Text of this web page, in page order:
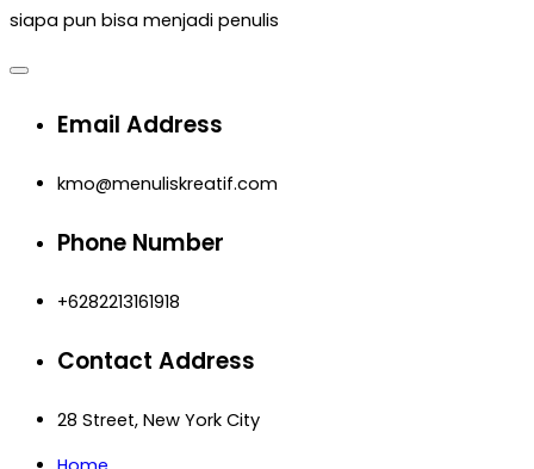
siapa pun bisa menjadi penulis
Email Address
kmo@menuliskreatif.com
Phone Number
+6282213161918
Contact Address
28 Street, New York City